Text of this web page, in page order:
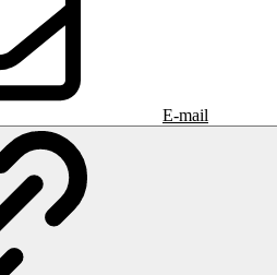
E-mail